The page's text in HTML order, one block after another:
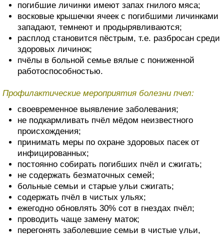
погибшие личинки имеют запах гнилого мяса;
восковые крышечки ячеек с погибшими личинками
западают, темнеют и продырявливаются;
расплод становится пёстрым, т.е. разбросан среди
здоровых личинок;
пчёлы в больной семье вялые с пониженной
работоспособностью.
Профилактические мероприятия болезни пчел:
своевременное выявление заболевания;
не подкармливать пчёл мёдом неизвестного
происхождения;
принимать меры по охране здоровых пасек от
инфицированных;
постоянно собирать погибших пчёл и сжигать;
не содержать безматочных семей;
больные семьи и старые ульи сжигать;
содержать пчёл в чистых ульях;
ежегодно обновлять 30% сот в гнездах пчёл;
проводить чаще замену маток;
перегонять заболевшие семьи в чистые ульи,